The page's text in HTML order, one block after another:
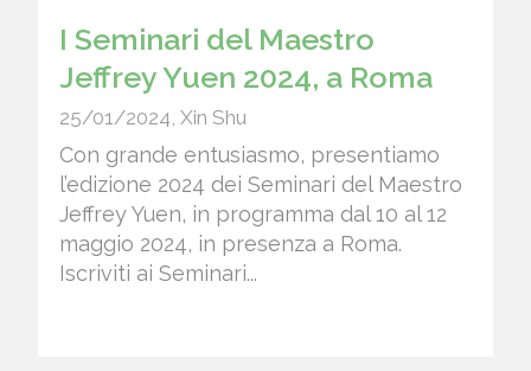
I Seminari del Maestro
Jeffrey Yuen 2024, a Roma
25/01/2024, Xin Shu
Con grande entusiasmo, presentiamo
l’edizione 2024 dei Seminari del Maestro
Jeffrey Yuen, in programma dal 10 al 12
maggio 2024, in presenza a Roma.
Iscriviti ai Seminari...